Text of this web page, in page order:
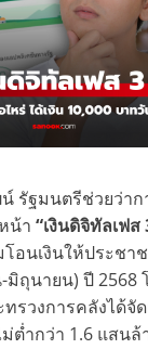
รัฐมนตรีช่วยว่าก
น้า “เงินดิจิทัลเฟส
อนเงินให้ประชา
มิถุนายน) ปี 2568
รวงการคลังได้จั
ต่ำกว่า 1.6 แสนล้